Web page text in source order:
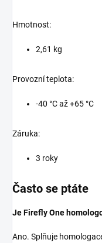
Hmotnost:
2,61 kg
Provozní teplota:
-40 °C až +65 °C
Záruka:
3 roky
Často se ptáte
Je Firefly One
Ano. Splňuje